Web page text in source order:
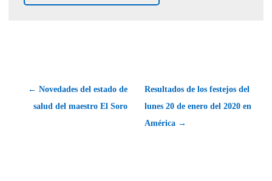
← Novedades del estado de
salud del maestro El Soro
Resultados de los festejos del
lunes 20 de enero del 2020 en
América →